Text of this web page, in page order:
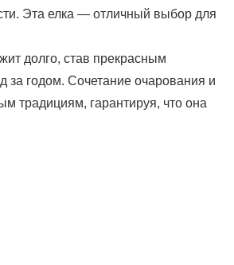
Эта елка — отличный выбор для
долго, став прекрасным
за годом. Сочетание очарования и
традициям, гарантируя, что она